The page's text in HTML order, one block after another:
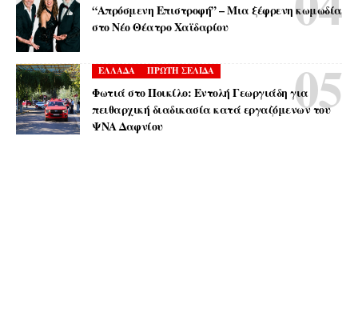
“Απρόσμενη Επιστροφή” – Μια ξέφρενη κωμωδία
στο Νέο Θέατρο Χαϊδαρίου
ΕΛΛΑΔΑ ΠΡΩΤΗ ΣΕΛΙΔΑ
Φωτιά στο Ποικίλο: Εντολή Γεωργιάδη για
πειθαρχική διαδικασία κατά εργαζόμενων του
ΨΝΑ Δαφνίου